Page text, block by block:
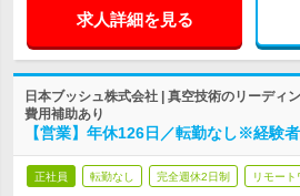
求人詳細を見る
日本ブッシュ株式会社 | 真空技術のリーディ
費用補助あり
【営業】年休126日／転勤なし※経験者
正社員 転勤なし 完全週休2日制 リモー